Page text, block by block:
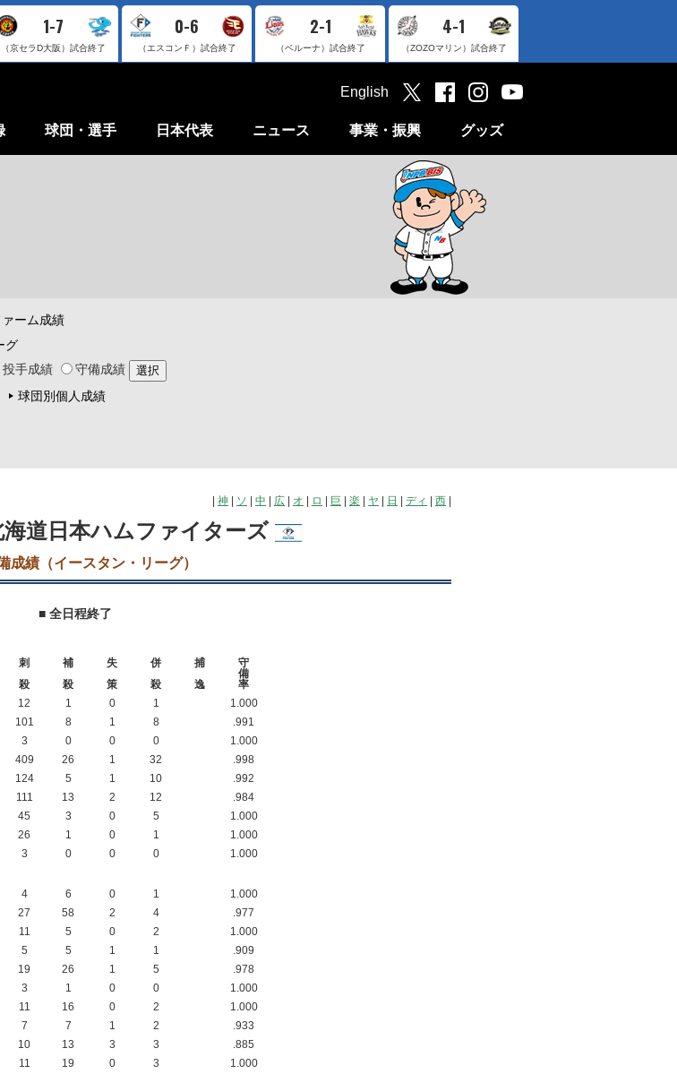
1-7
（京セラD大阪） 試合終了
0-6
（エスコンＦ） 試合終了
2-1
（ベルーナ） 試合終了
4-1
（ZOZOマリン） 試合終了
球団・選手 日本代表 ニュース 事業・振興 グッズ
English
ァーム成績
グ
投手成績
守備成績
球団別個人成績
神 ソ 中 広 オ ロ 巨 楽 ヤ 日 ディ 西
海道日本ハムファイターズ
成績（イースタン・リーグ）
■ 全日程終了
刺
殺
補
殺
失
策
併
殺
捕
逸
守
備
率
12 1 0 1
1.000
101 8 1 8
.991
3 0 0 0
1.000
409 26 1 32
.998
124 5 1 10
.992
111 13 2 12
.984
45 3 0 5
1.000
26 1 0 1
1.000
3 0 0 0 1.000
4 6 0 1
1.000
27 58 2 4
.977
11 5 0 2
1.000
5 5 1 1
.909
19 26 1 5
.978
3 1 0 0
1.000
11 16 0 2
1.000
7 7 1 2
.933
10 13 3 3
.885
11 19 0 3
1.000